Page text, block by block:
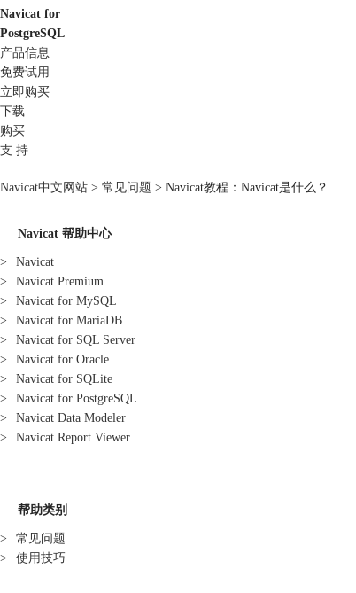
Navicat for
PostgreSQL
产品信息
免费试用
立即购买
下载
购买
支 持
Navicat中文网站 > 常见问题 > Navicat教程：Navicat是什么？
Navicat 帮助中心
>
Navicat
>
Navicat Premium
>
Navicat for MySQL
>
Navicat for MariaDB
>
Navicat for SQL Server
>
Navicat for Oracle
>
Navicat for SQLite
>
Navicat for PostgreSQL
>
Navicat Data Modeler
>
Navicat Report Viewer
帮助类别
>
常见问题
>
使用技巧